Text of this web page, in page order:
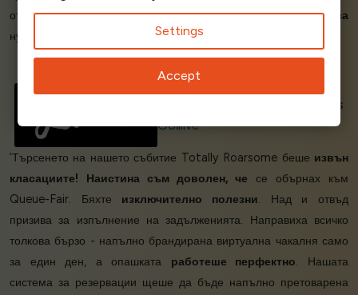
открихме Queue-Fair и че можем даразчитаме на тях за
нуждите на нашия бизнес.
Обичамеуслугата!’
Gabriel W - Business Operations
Goliiive
‘Търсенето на нашето събитие Totally Roarsome беше извън
класациите!
Наистина съм доволен, че се обърнах към
Queue-Fair. Бяхте изключително полезни. Над и отвъд
призива за изпълнение на задълженията. Направиха всичко
толкова бързо - напълно брандирана виртуална чакалня само
за един ден, а опашката работеше перфектно. Нашата
система за резервации щеше да бъде напълно претоварена
Settings
Accept